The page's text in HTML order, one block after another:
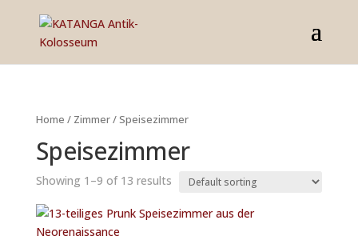
Home / Zimmer/ Speisezimmer
Speisezimmer
Showing 1–9 of 13 results